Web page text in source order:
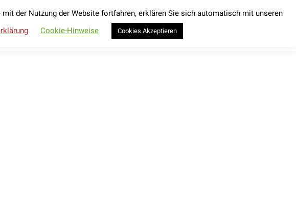
Kontakt Wings for Life World Run 2026
der Nutzung der Website fortfahren, erklären Sie sich automatisch mit unseren
Cookie-Hinweise Cookies Akzeptieren
Kontakt Wings for Life World Run 2026 Search: